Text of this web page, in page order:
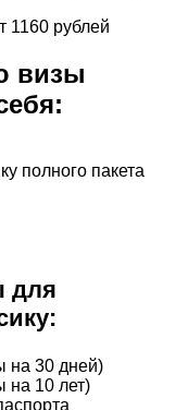
1160 рублей
визы
полного пакета
для
на 30 дней)
на 10 лет)